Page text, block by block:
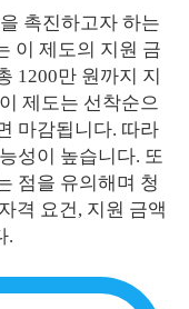
촉진하고자 하는
이 제도의 지원 금
1200만 원까지 지
제도는 선착순으
마감됩니다. 따라
성이 높습니다. 또
점을 유의해며 청
격 요건, 지원 금액
.